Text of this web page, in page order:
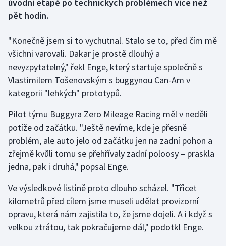
Dostihy
Florbal
Golf
Gymnastika
Házená
Jezdectví
Judo
Krasobruslení
Lezení
úvodní etapě po technických problémech více než
pět hodin.
"Konečně jsem si to vychutnal. Stalo se to, před čím mě
všichni varovali. Dakar je prostě dlouhý a
nevyzpytatelný," řekl Enge, který startuje společně s
Vlastimilem Tošenovským s buggynou Can-Am v
kategorii "lehkých" prototypů.
Pilot týmu Buggyra Zero Mileage Racing měl v neděli
potíže od začátku. "Ještě nevíme, kde je přesně
problém, ale auto jelo od začátku jen na zadní pohon a
zřejmě kvůli tomu se přehřívaly zadní poloosy – praskla
jedna, pak i druhá," popsal Enge.
Ve výsledkové listině proto dlouho scházel. "Třicet
kilometrů před cílem jsme museli udělat provizorní
opravu, která nám zajistila to, že jsme dojeli. A i když s
velkou ztrátou, tak pokračujeme dál," podotkl Enge.